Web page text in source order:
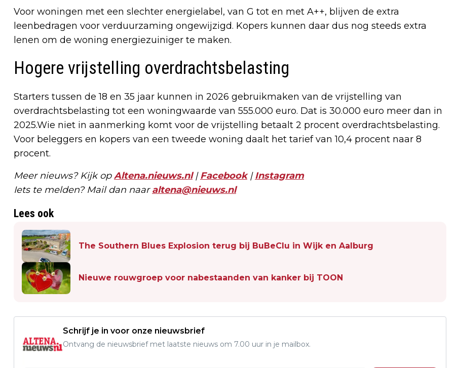
Voor woningen met een slechter energielabel, van G tot en met A++, blijven de extra
leenbedragen voor verduurzaming ongewijzigd. Kopers kunnen daar dus nog steeds extra
lenen om de woning energiezuiniger te maken.
Hogere vrijstelling overdrachtsbelasting
Starters tussen de 18 en 35 jaar kunnen in 2026 gebruikmaken van de vrijstelling van
overdrachtsbelasting tot een woningwaarde van 555.000 euro. Dat is 30.000 euro meer dan in
2025.Wie niet in aanmerking komt voor de vrijstelling betaalt 2 procent overdrachtsbelasting.
Voor beleggers en kopers van een tweede woning daalt het tarief van 10,4 procent naar 8
procent.
Meer nieuws? Kijk opAltena.nieuws.nl|Facebook|Instagram
Iets te melden? Mail dan naaraltena@nieuws.nl
Lees ook
The Southern Blues Explosion terug bij BuBeClu in Wijk en Aalburg
Nieuwe rouwgroep voor nabestaanden van kanker bij TOON
Schrijf je in voor onze nieuwsbrief
Ontvang de nieuwsbrief met laatste nieuws om 7.00 uur in je mailbox.